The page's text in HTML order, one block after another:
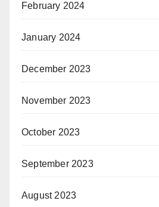
February 2024
January 2024
December 2023
November 2023
October 2023
September 2023
August 2023